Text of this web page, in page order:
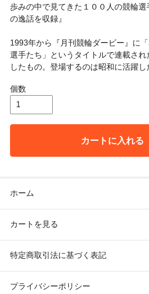
歩みの中で見てきた１００人の競輪選
の逸話を収録』
1993年から『月刊競輪ダービー』に
選手たち」というタイトルで連載され
したもの。登場するのは昭和に活躍し
個数
カートに入れる
ホーム
カートを見る
特定商取引法に基づく表記
プライバシーポリシー